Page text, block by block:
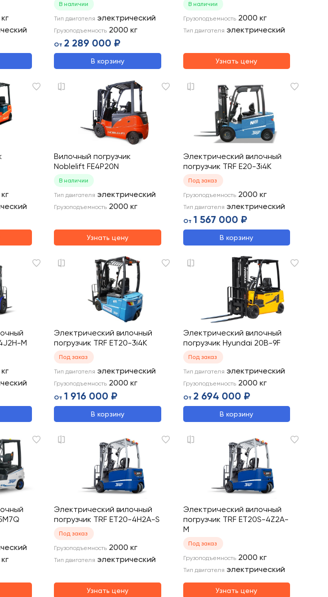
кг
В наличии
Тип двигателя электрический
Грузоподъемность 2000 кг
От 2 289 000 ₽
В корзину
В наличии
Грузоподъемность 2000 кг
Тип двигателя электрический
Узнать цену
кг
Вилочный погрузчик
Noblelift FE4P20N
В наличии
Тип двигателя электрический
Грузоподъемность 2000 кг
Узнать цену
Электрический вилочный
погрузчик TRF E20-3i4K
Под заказ
Грузоподъемность 2000 кг
Тип двигателя электрический
От 1 567 000 ₽
В корзину
M
кг
Электрический вилочный
погрузчик TRF ET20-3i4K
Под заказ
Тип двигателя электрический
Грузоподъемность 2000 кг
От 1 916 000 ₽
В корзину
Электрический вилочный
погрузчик Hyundai 20B-9F
Под заказ
Тип двигателя электрический
Грузоподъемность 2000 кг
От 2 694 000 ₽
В корзину
кг
Электрический вилочный
погрузчик TRF ET20-4H2A-S
Под заказ
Грузоподъемность 2000 кг
Тип двигателя электрический
Узнать цену
Электрический вилочный
погрузчик TRF ET20S-4Z2A-
M
Под заказ
Грузоподъемность 2000 кг
Тип двигателя электрический
Узнать цену